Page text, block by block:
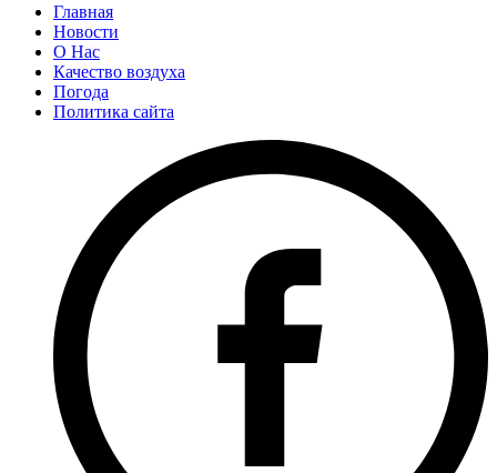
Главная
Новости
О Нас
Качество воздуха
Погода
Политика сайта